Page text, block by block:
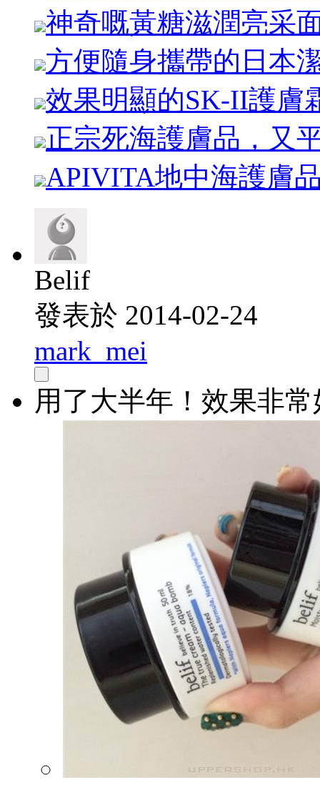
神奇嘅黃糖滋潤亮采
方便隨身攜帶的日本
效果明顯的SK-II護膚
正宗死海護膚品，又
APIVITA地中海護膚
Belif
發表於 2014-02-24
mark_mei
用了大半年！效果非